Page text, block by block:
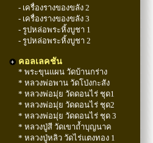
- เครื่องรางของขลัง 2
- เครื่องรางของขลัง 3
- รูปหล่อพระหิ้งบูชา 1
- รูปหล่อพระหิ้งบูชา 2
คอลเลคชัน
* พระขุนแผน วัดบ้านกร่าง
* หลวงพ่อพาน วัดโป่งกะสัง
* หลวงพ่อมุ่ย วัดดอนไร่ ชุด1
* หลวงพ่อมุ่ย วัดดอนไร่ ชุด2
* หลวงพ่อมุ่ย วัดดอนไร่ ชุด 3
* หลวงปู่สี วัดเขาถ้ำบุญนาค
* หลวงปู่หลิว วัดไร่แตงทอง 1